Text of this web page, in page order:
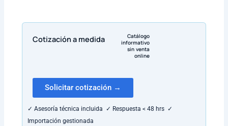
Cotización a medida
Catálogo
informativo
sin venta
online
Solicitar cotización →
✓ Asesoría técnica incluida ✓ Respuesta < 48 hrs ✓
Importación gestionada